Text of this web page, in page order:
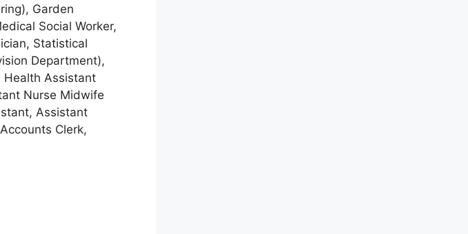
Garden
Social Worker,
Statistical
Department),
Health Assistant
Nurse Midwife
Assistant
Clerk,